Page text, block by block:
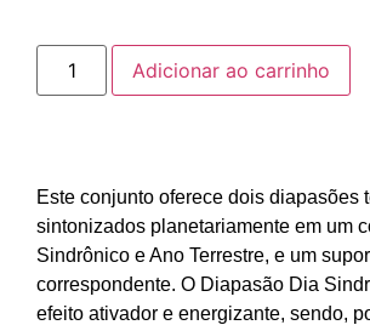
Adicionar ao carrinho
Este conjunto oferece dois diapasões
sintonizados planetariamente em um
Sindrônico e Ano Terrestre, e um
correspondente. O Diapasão Dia
efeito ativador e energizante, sendo,